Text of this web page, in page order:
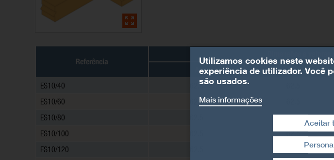
Referência
B
ES10/40 62.5
ES10/60
62.5
ES10/80
62.5
ES10/100
62.5
ES10/120
Utilizamos cookies neste
experiência de utilizador. Você
são usados.
Mais informações
Aceitar
Retirar